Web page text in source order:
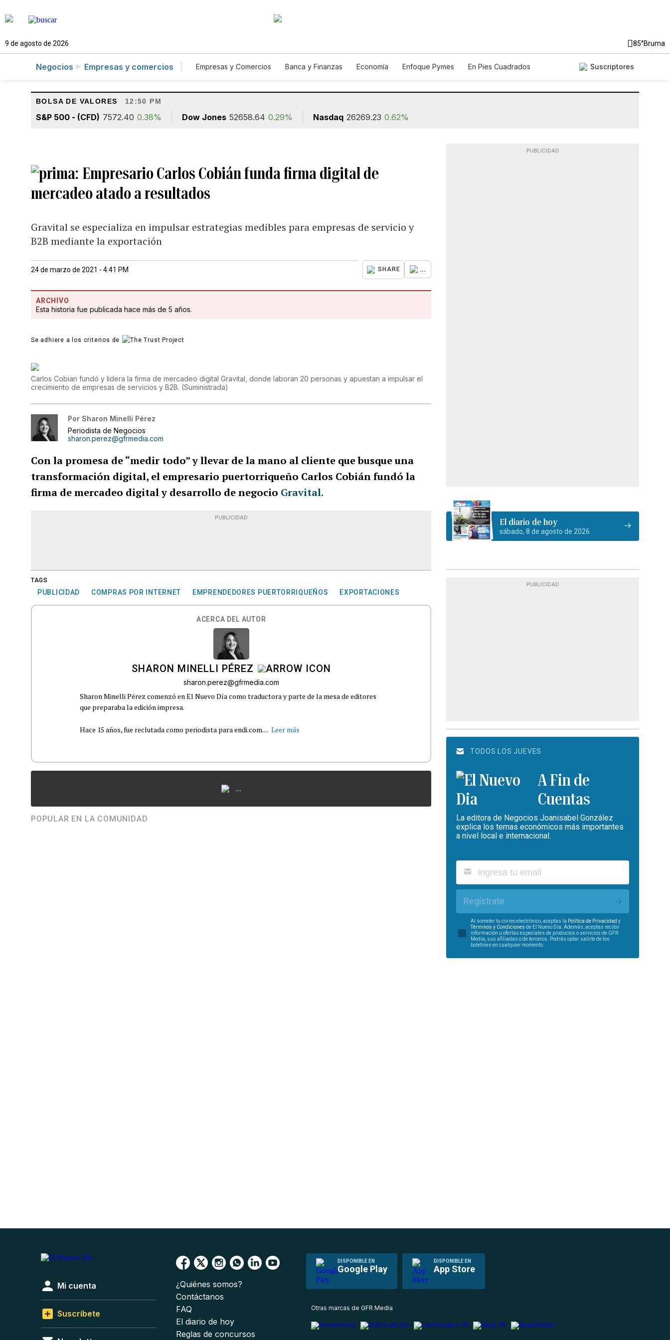
9 de agosto de 2026 85°Bruma
Negocios Empresas y comercios Empresas y Comercios Banca y Finanzas Economía Enfoque Pymes
En Pies Cuadrados
Suscriptores
BOLSA DE VALORES 12:50 PM
S&P 500 - (CFD) 7572.40 0.38% Dow Jones 52658.64 0.29% Nasdaq 26269.23 0.62%
Empresario Carlos Cobián funda firma digital de
mercadeo atado a resultados
Gravital se especializa en impulsar estrategias medibles para empresas de servicio y
B2B mediante la exportación
24 de marzo de 2021 - 4:41 PM SHARE ...
ARCHIVO
Esta historia fue publicada hace más de 5 años.
Se adhiere a los criterios de
Carlos Cobian fundó y lidera la firma de mercadeo digital Gravital, donde laboran 20 personas y apuestan a impulsar el
crecimiento de empresas de servicios y B2B. (Suministrada)
Por Sharon Minelli Pérez
Periodista de Negocios
sharon.perez@gfrmedia.com
Con la promesa de “medir todo” y llevar de la mano al cliente que busque una
transformación digital, el empresario puertorriqueño Carlos Cobián fundó la
firma de mercadeo digital y desarrollo de negocio Gravital.
PUBLICIDAD
TAGS
PUBLICIDAD COMPRAS POR INTERNET EMPRENDEDORES PUERTORRIQUEÑOS EXPORTACIONES
ACERCA DEL AUTOR
SHARON MINELLI PÉREZ
sharon.perez@gfrmedia.com
Sharon Minelli Pérez comenzó en El Nuevo Día como traductora y parte de la mesa de editores
que preparaba la edición impresa.
Hace 15 años, fue reclutada como periodista para endi.com.... Leer más
...
POPULAR EN LA COMUNIDAD
PUBLICIDAD
El diario de hoy
sábado, 8 de agosto de 2026
PUBLICIDAD
TODOS LOS JUEVES
A Fin de
Cuentas
La editora de Negocios Joanisabel González
explica los temas económicos más importantes
a nivel local e internacional.
Regístrate
Al someter tu correo electrónico, aceptas la Política de Privacidad y
Términos y Condiciones de El Nuevo Día. Además, aceptas recibir
información u ofertas especiales de productos o servicios de GFR
Media, sus afiliadas o de terceros. Podrás optar salirte de los
boletines en cualquier momento.
DISPONIBLE EN
Google Play
DISPONIBLE EN
App Store
Mi cuenta
Suscríbete
¿Quiénes somos?
Contáctanos
FAQ
El diario de hoy
Reglas de concursos
Otras marcas de GFR Media